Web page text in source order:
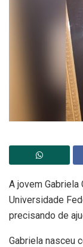
A jovem Gabriela
Universidade
precisando de
Gabriela nasceu